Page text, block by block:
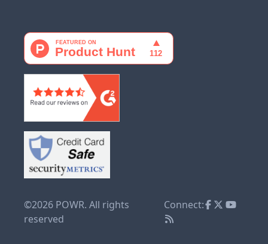
©2026 POWR. All rights
reserved
Connect: